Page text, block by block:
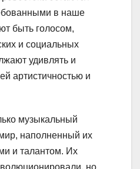
в наше
быть голосом,
и социальных
удивлять и
артистичностью и
музыкальный
наполненный их
и талантом. Их
но